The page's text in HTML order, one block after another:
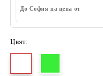
До София на цена от
Цвят: